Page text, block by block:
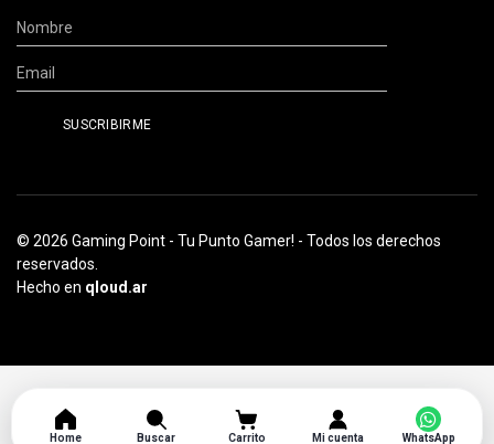
© 2026 Gaming Point - Tu Punto Gamer! - Todos los derechos
reservados.
Hecho en qloud.ar
Home Buscar Carrito Mi cuenta